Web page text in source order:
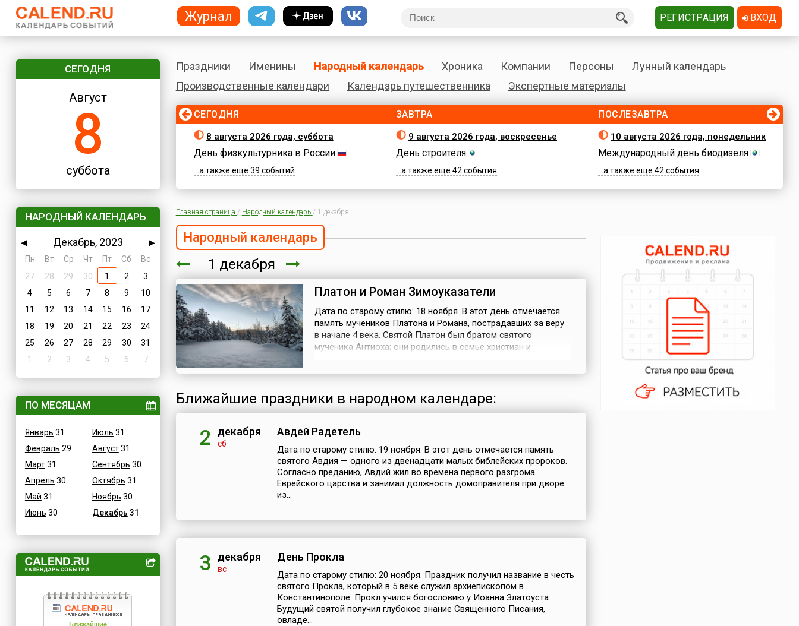
СЕГОДНЯ
Август
8
суббота
НАРОДНЫЙ КАЛЕНДАРЬ
◀ Декабрь, 2023
▶
Пн
Вт Ср Чт Пт Сб
Вс
27
28 29 30 1 2
3
4
5 6 7 8 9
10
11
12 13 14 15 16
17
18
19 20 21 22 23
24
25
26 27 28 29 30
31
1
2 3 4 5 6 7
ПО МЕСЯЦАМ
Январь 31
Февраль 29
Март31
Апрель 30
Май 31
Июнь 30
Июль 31
Август31
Сентябрь 30
Октябрь 31
Ноябрь 30
Декабрь 31
Праздники Именины Народный календарь Хроника Компании Персоны
Лунный календарь
Производственные календари
Календарь путешественника Экспертные материалы
СЕГОДНЯ
8 августа 2026 года, суббота
День физкультурника в России
...а также еще 39 событий
ЗАВТРА
9 августа 2026 года, воскресенье
День строителя
...а также еще 42 события
ПОСЛЕЗАВТРА
10 августа 2026 года, понедельник
Международный день биодизеля
...а также еще 42 события
Главная страница / Народный календарь / 1 декабря
Народный календарь
1 декабря
Платон и Роман Зимоуказатели
Дата по старому стилю: 18 ноября. В этот день отмечается
память мучеников Платона и Романа, пострадавших за веру
в начале 4 века. Святой Платон был братом святого
мученика Антиоха; они родились в семье христиан и
призвал его на суд и с...
Ближайшие праздники в народном календаре:
2 декабря
сб
Авдей Радетель
Дата по старому стилю: 19 ноября. В этот день отмечается память
святого Авдия — одного из двенадцати малых библейских пророков.
Согласно преданию, Авдий жил во времена первого разгрома
Еврейского царства и занимал должность домоправителя при дворе
из...
3 декабря
вс
День Прокла
Дата по старому стилю: 20 ноября. Праздник получил название в честь
святого Прокла, который в 5 веке служил архиепископом в
Константинополе. Прокл учился богословию у Иоанна Златоуста.
Будущий святой получил глубокое знание Священного Писания,
овладе...
Журнал РЕГИСТРАЦИЯ ВХОД